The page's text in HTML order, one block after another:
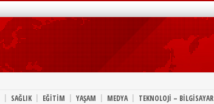
| SAĞLIK | EĞİTİM | YAŞAM | MEDYA | TEKNOLOJİ – BİLGİSAYAR